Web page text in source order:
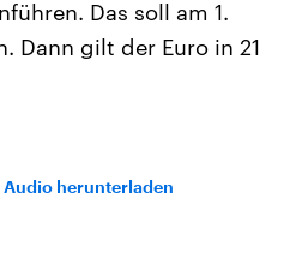
Das soll am 1.
Dann gilt der Euro in 21
Audio herunterladen